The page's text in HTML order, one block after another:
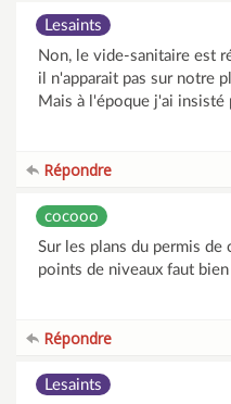
Lesaints
Non, le vide-sanitaire est
il n'apparait pas sur notre
Mais à l'époque j'ai insisté
Répondre
cocooo
Sur les plans du permis
points de niveaux faut
Répondre
Lesaints